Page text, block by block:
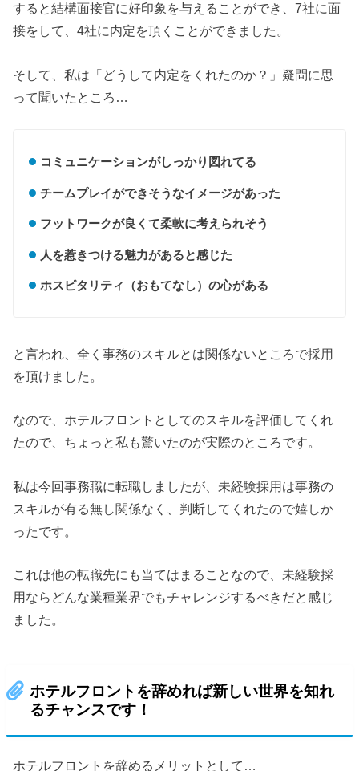
すると結構面接官に好印象を与えることができ、7社に面
接をして、4社に内定を頂くことができました。
そして、私は「どうして内定をくれたのか？」疑問に思
って聞いたところ…
コミュニケーションがしっかり図れてる
チームプレイができそうなイメージがあった
フットワークが良くて柔軟に考えられそう
人を惹きつける魅力があると感じた
ホスピタリティ（おもてなし）の心がある
と言われ、全く事務のスキルとは関係ないところで採用
を頂けました。
なので、ホテルフロントとしてのスキルを評価してくれ
たので、ちょっと私も驚いたのが実際のところです。
私は今回事務職に転職しましたが、未経験採用は事務の
スキルが有る無し関係なく、判断してくれたので嬉しか
ったです。
これは他の転職先にも当てはまることなので、未経験採
用ならどんな業種業界でもチャレンジするべきだと感じ
ました。
ホテルフロントを辞めれば新しい世界を知れ
るチャンスです！
ホテルフロントを辞めるメリットとして…